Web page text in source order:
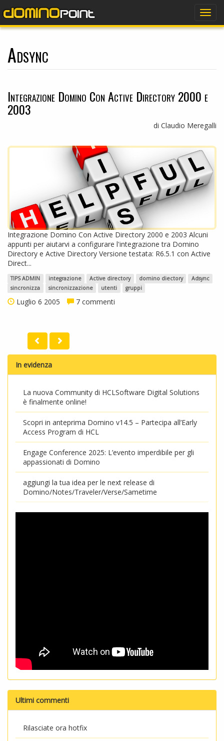
Adsync
Integrazione Domino Con Active Directory 2000 e
2003
di Claudio Meregalli
Integrazione Domino Con Active Directory 2000 e 2003 Alcuni
appunti per aiutarvi a configurare l'integrazione tra Domino
Directory e Active Directory Versione testata: R6.5.1 con Active
Direct...
TIPS ADMIN integrazione Active directory domino diectory
Adsync
sincronizza
sincronizzazione utenti gruppi
Luglio 6 2005 7 commenti
In evidenza
La nuova Community di HCLSoftware Digital Solutions
è finalmente online!
Scopri in anteprima Domino v14.5 – Partecipa all’Early
Access Program di HCL
Engage Conference 2025: L’evento imperdibile per gli
appassionati di Domino
aggiungi la tua idea per le next release di
Domino/Notes/Traveler/Verse/Sametime
Ultimi commenti
Rilasciate ora hotfix